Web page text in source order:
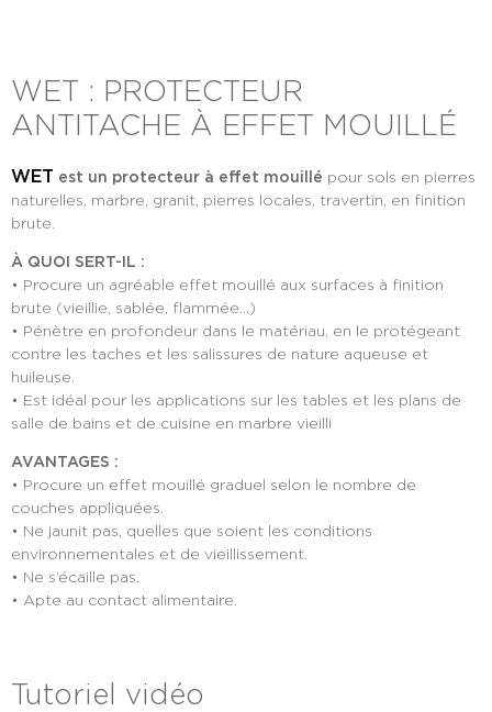
WET : PROTECTEUR
ANTITACHE À EFFET MOUILLÉ
WET est un protecteur à effet mouillé pour sols en pierres
naturelles, marbre, granit, pierres locales, travertin, en finition
brute.
À QUOI SERT-IL :
• Procure un agréable effet mouillé aux surfaces à finition
brute (vieillie, sablée, flammée…)
• Pénètre en profondeur dans le matériau, en le protégeant
contre les taches et les salissures de nature aqueuse et
huileuse.
• Est idéal pour les applications sur les tables et les plans de
salle de bains et de cuisine en marbre vieilli
AVANTAGES :
• Procure un effet mouillé graduel selon le nombre de
couches appliquées.
• Ne jaunit pas, quelles que soient les conditions
environnementales et de vieillissement.
• Ne s’écaille pas.
• Apte au contact alimentaire.
Tutoriel vidéo